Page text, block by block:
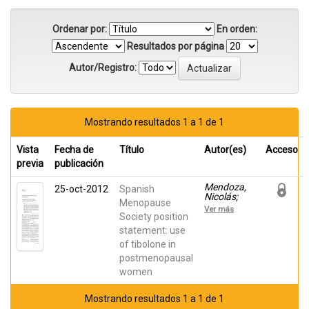
Ordenar por:
En orden:
Resultados por página
Autor/Registro:
Mostrando resultados 1 a 1 de 1
Vista
previa
Fecha de
publicación
Título Autor(es) Acceso
25-oct-2012
Spanish
Menopause
Society position
statement: use
of tibolone in
postmenopausal
women
Mendoza,
Nicolás;
Abad,
Pedro;
Plácido;
Manubens,
Montserrat;
Ver más
Mostrando resultados 1 a 1 de 1